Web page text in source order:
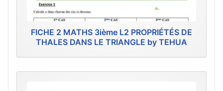
FICHE 2 MATHS 3ième L2 PROPRIÉTÉS DE
THALES DANS LE TRIANGLE by TEHUA